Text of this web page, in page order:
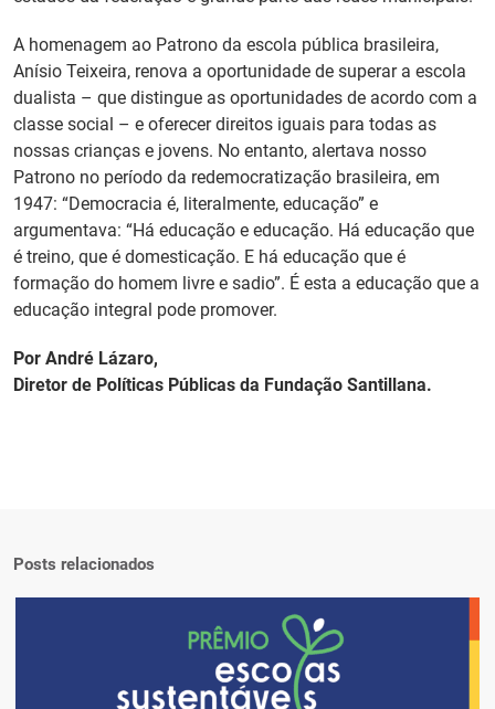
A homenagem ao Patrono da escola pública brasileira,
Anísio Teixeira, renova a oportunidade de superar a escola
dualista – que distingue as oportunidades de acordo com a
classe social – e oferecer direitos iguais para todas as
nossas crianças e jovens. No entanto, alertava nosso
Patrono no período da redemocratização brasileira, em
1947: “Democracia é, literalmente, educação” e
argumentava: “Há educação e educação. Há educação que
é treino, que é domesticação. E há educação que é
formação do homem livre e sadio”. É esta a educação que a
educação integral pode promover.
Por André Lázaro,
Diretor de Políticas Públicas da Fundação Santillana.
Posts relacionados